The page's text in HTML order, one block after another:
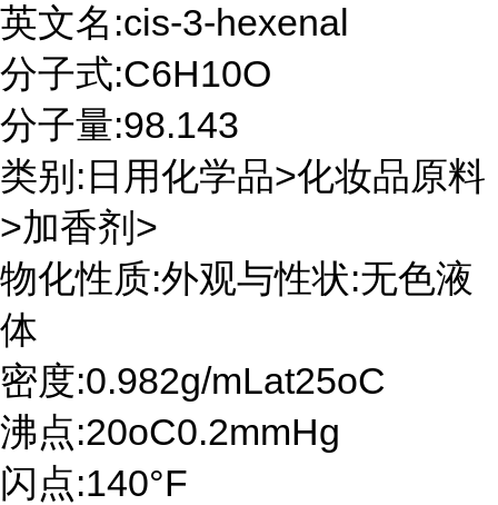
英文名:cis-3-hexenal
分子式:C6H10O
分子量:98.143
类别:日用化学品>化妆品原料
>加香剂>
物化性质:外观与性状:无色液
体
密度:0.982g/mLat25oC
沸点:20oC0.2mmHg
闪点:140°F